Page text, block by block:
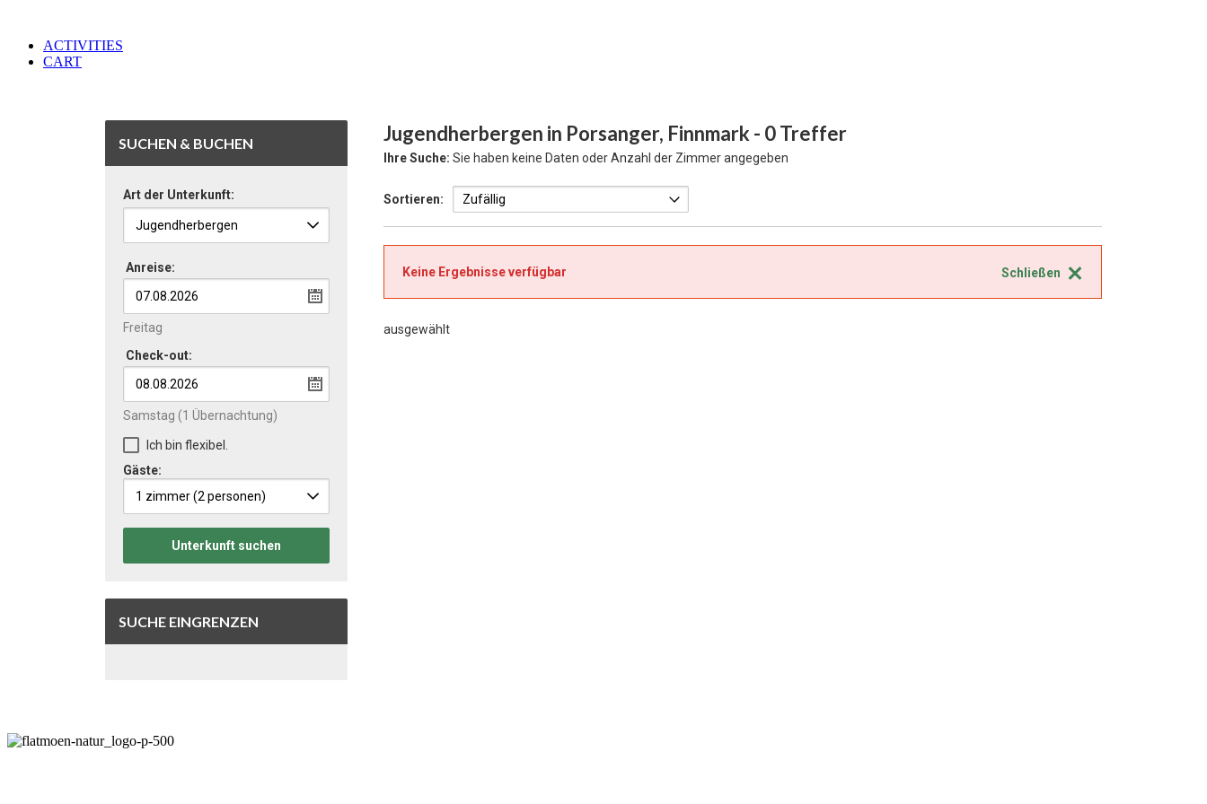
ACTIVITIES
CART
Jugendherbergen in Porsanger, Finnmark - 0 Treffer
Ihre Suche: Sie haben keine Daten oder Anzahl der Zimmer angegeben
Sortieren:
Schließen
Keine Ergebnisse verfügbar
ausgewählt
SUCHEN & BUCHEN
Art der Unterkunft:
Anreise:
Freitag
Check-out:
Samstag (1 Übernachtung)
Ich bin flexibel.
Gäste:
1 zimmer(2 personen)
Unterkunft suchen
SUCHE EINGRENZEN